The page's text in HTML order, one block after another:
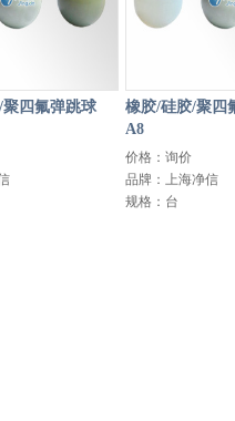
四氟弹跳球
橡胶/硅胶/聚四
A8
价格：询价
品牌：上海净信
规格：台